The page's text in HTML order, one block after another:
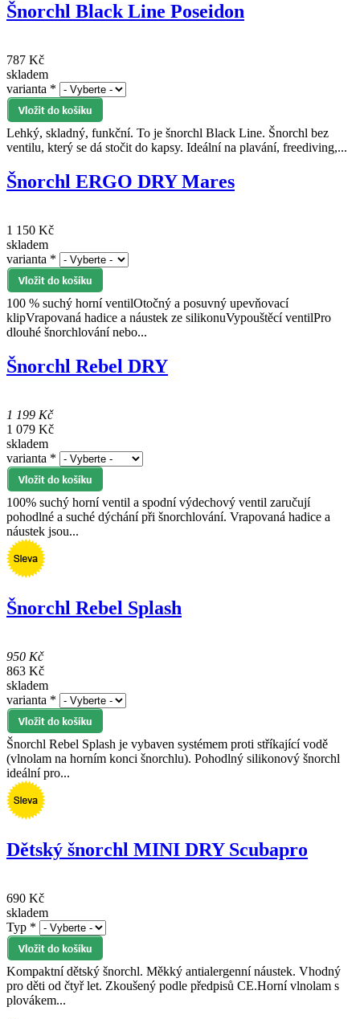
Šnorchl Black Line Poseidon
787 Kč
skladem
varianta *
Lehký, skladný, funkční. To je šnorchl Black Line. Šnorchl bez
ventilu, který se dá stočit do kapsy. Ideální na plavání, freediving,...
Šnorchl ERGO DRY Mares
1 150 Kč
skladem
varianta *
100 % suchý horní ventilOtočný a posuvný upevňovací
klipVrapovaná hadice a náustek ze silikonuVypouštěcí ventilPro
dlouhé šnorchlování nebo...
Šnorchl Rebel DRY
1 199 Kč
1 079 Kč
skladem
varianta *
100% suchý horní ventil a spodní výdechový ventil zaručují
pohodlné a suché dýchání při šnorchlování. Vrapovaná hadice a
náustek jsou...
Šnorchl Rebel Splash
950 Kč
863 Kč
skladem
varianta *
Šnorchl Rebel Splash je vybaven systémem proti stříkající vodě
(vlnolam na horním konci šnorchlu). Pohodlný silikonový šnorchl
ideální pro...
Dětský šnorchl MINI DRY Scubapro
690 Kč
skladem
Typ *
Kompaktní dětský šnorchl. Měkký antialergenní náustek. Vhodný
pro děti od čtyř let. Zkoušený podle předpisů CE.Horní vlnolam s
plovákem...